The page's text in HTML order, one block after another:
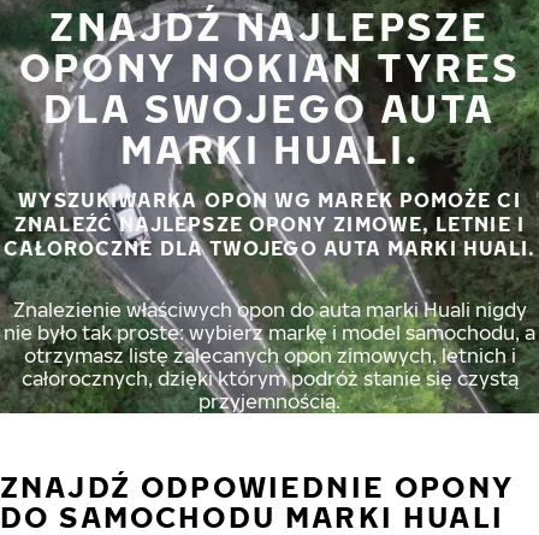
ZNAJDŹ NAJLEPSZE
OPONY NOKIAN TYRES
DLA SWOJEGO AUTA
MARKI HUALI.
WYSZUKIWARKA OPON WG MAREK POMOŻE CI
ZNALEŹĆ NAJLEPSZE OPONY ZIMOWE, LETNIE I
CAŁOROCZNE DLA TWOJEGO AUTA MARKI HUALI.
Znalezienie właściwych opon do auta marki Huali nigdy
nie było tak proste: wybierz markę i model samochodu, a
otrzymasz listę zalecanych opon zimowych, letnich i
całorocznych, dzięki którym podróż stanie się czystą
przyjemnością.
ZNAJDŹ ODPOWIEDNIE OPONY
DO SAMOCHODU MARKI HUALI